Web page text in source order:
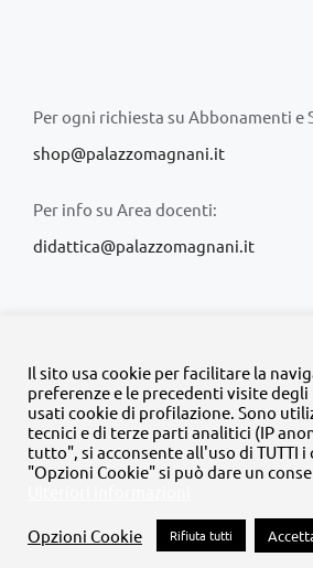
Per ogni richiesta su Abbonamenti e
shop@palazzomagnani.it
Per info su Area docenti:
didattica@palazzomagnani.it
© Copyright 2020 -2026 | Tutti i diritti
progetto dellaFondazione
FacebookInstagram
Il sito usa cookie per facilitare la
preferenze e le precedenti visite
usati cookie di profilazione. Sono
tecnici e di terze parti analitici (IP
tutto", si acconsente all'uso di TUTTI
"Opzioni Cookie" si può dare un
Opzioni Cookie Rifiuta tutti